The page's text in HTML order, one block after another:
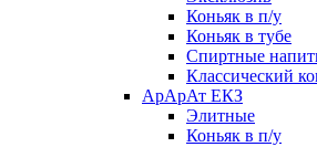
Коньяк в п/у
Коньяк в тубе
Спиртные
Классический
АрАрАт ЕКЗ
Элитные
Коньяк в п/у